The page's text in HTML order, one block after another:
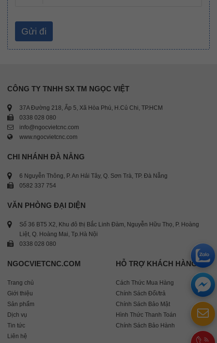
CÔNG TY TNHH SX TM NGỌC VIỆT
37A Đường 218, Ấp 5, Xã Hòa Phú, H.Củ Chi, TP.HCM
0338 028 080
info@ngocvietcnc.com
www.ngocvietcnc.com
CHI NHÁNH ĐÀ NẴNG
6 Nguyễn Thông, P. An Hải Tây, Q. Sơn Trà, TP. Đà Nẵng
0582 337 754
VĂN PHÒNG ĐẠI DIỆN
Số 36 BT5 X2, Khu đô thị Bắc Linh Đàm, Nguyễn Hữu Thọ, P. Hoàng
Liệt, Q. Hoàng Mai, Tp.Hà Nội
0338 028 080
NGOCVIETCNC.COM
Trang chủ
Giới thiệu
Sản phẩm
Dịch vụ
Tin tức
Liên hệ
HỖ TRỢ KHÁCH HÀNG
Cách Thức Mua Hàng
Chính Sách Đổi/trả
Chính Sách Bảo Mật
Hình Thức Thanh Toán
Chính Sách Bảo Hành